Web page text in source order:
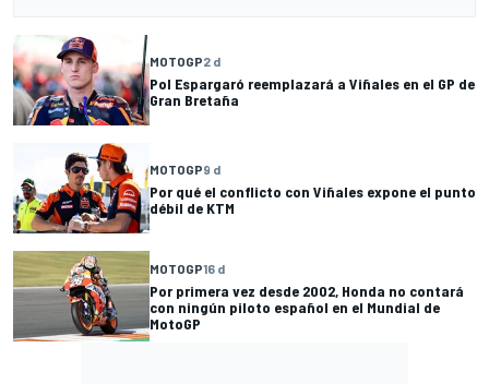
MOTOGP2 d
Pol Espargaró reemplazará a Viñales en el GP de
Gran Bretaña
MOTOGP9 d
Por qué el conflicto con Viñales expone el punto
débil de KTM
MOTOGP16 d
Por primera vez desde 2002, Honda no contará
con ningún piloto español en el Mundial de
MotoGP